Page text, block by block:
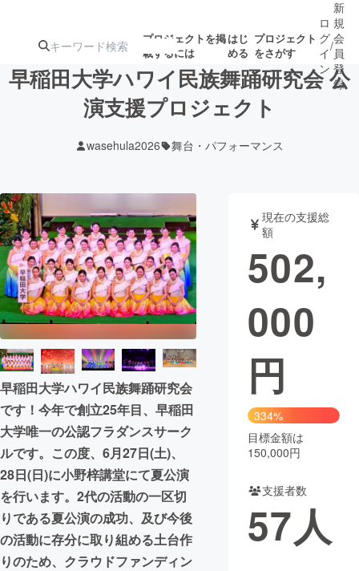
プロジェクトを掲
載するには
はじ
める
プロジェクト
をさがす
ターン
注目の新着プロ
ジェクト
ロジェクト
アート・写真 音楽
テクノロジー・ガジェット ゲーム・サ
映像・映画
ビジネス・起業
まちづくり・地域活性化
CAMPFIRE for Social Good
CAMPFIRE Creation
CAMPFIREふるさと納税
コミュニティ
ロ
グ
イ
ン
/
新
規
会
員
登
録
早稲田大学ハワイ民族舞踊研究会 公
演支援プロジェクト
wasehula2026 舞台・パフォーマンス
早稲田大学ハワイ民族舞踊研究会
です！今年で創立25年目、早稲田
大学唯一の公認フラダンスサーク
ルです。この度、6月27日(土)、
28日(日)に小野梓講堂にて夏公演
を行います。2代の活動の一区切
りである夏公演の成功、及び今後
の活動に存分に取り組める土台作
りのため、クラウドファンディン
現在の支援総
額
502,
000
円
334%
目標金額は
150,000円
支援者数
57人